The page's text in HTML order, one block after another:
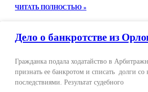
ЧИТАТЬ ПОЛНОСТЬЮ »
Дело о банкротстве из
Гражданка подала ходатайство в
признать ее банкротом и списать долги
последствиями. Результат судебного